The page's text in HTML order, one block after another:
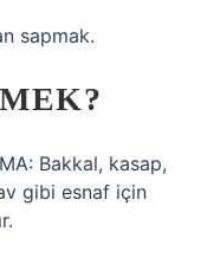
sapmak.
Bakkal, kasap,
gibi esnaf için